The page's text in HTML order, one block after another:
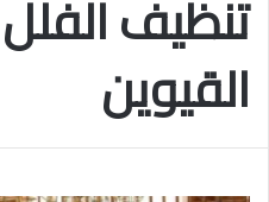
تنظيف
القيوين